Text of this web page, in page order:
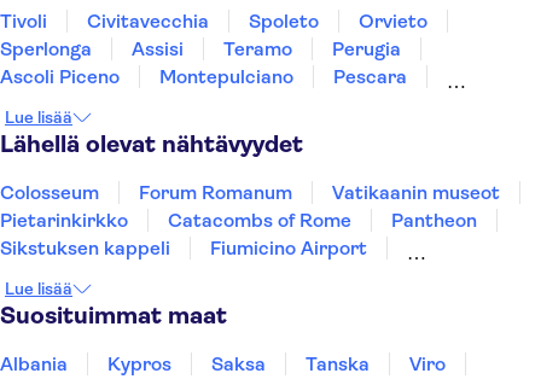
Tivoli Civitavecchia Spoleto
Orvieto
Sperlonga
Assisi Teramo
Perugia
Ascoli Piceno
Montepulciano
Pescara
Lue lisää
Lähellä olevat nähtävyydet
Colosseum Forum Romanum
Vatikaanin museot
Pietarinkirkko
Catacombs of Rome
Pantheon
Sikstuksen kappeli
Fiumicino Airport
Pompeiji
Amalfin rannikko
Murano and Burano
Lue lisää
Suosituimmat maat
Albania Kypros Saksa Tanska
Viro